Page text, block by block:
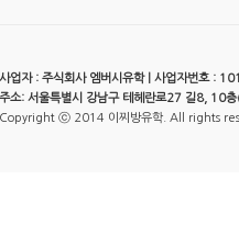
사업자 : 주식회사 엠버시유학 | 사업자번호 :
주소: 서울특별시 강남구 테헤란로27 길8, 10층
Copyright ⓒ 2014 이찌방유학. All rights